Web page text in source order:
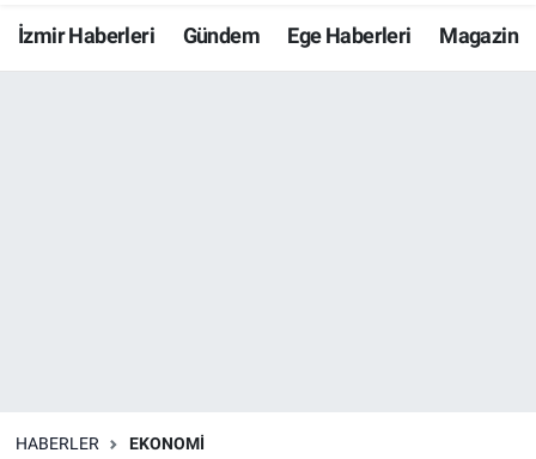
İzmir Haberleri Gündem Ege Haberleri Magazin
HABERLER EKONOMİ
Resmi İlanlar